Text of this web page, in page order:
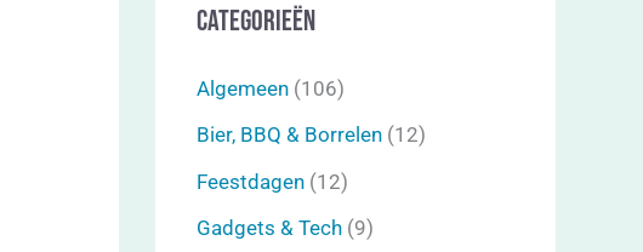
Categorieën
Algemeen (106)
Bier, BBQ & Borrelen (12)
Feestdagen (12)
Gadgets & Tech (9)